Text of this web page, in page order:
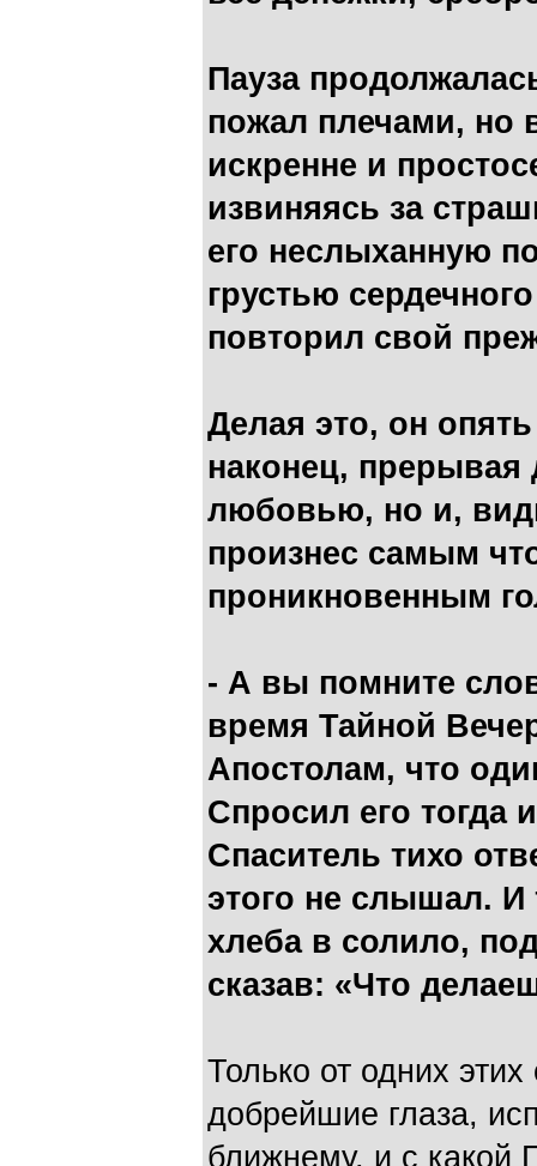
Пауза
пожал плечами, но
искренне и
извиняясь за
его неслыханную
грустью
повторил свой
Делая это, он
наконец, прерывая
любовью, но и,
произнес самым
проникновенным
- А вы помните
время Тайной
Апостолам, что
Спросил его тогда
Cпаситель тихо
этого не слышал. И
хлеба в солило,
сказав: «Что
Только от одних
добрейшие глаза,
ближнему, и с